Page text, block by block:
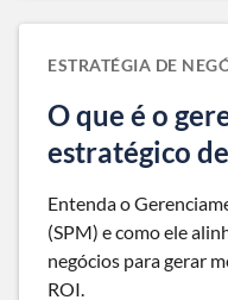
ESTRATÉGIA DE
O que é o
estratégico
Entenda o
(SPM) e como ele
negócios para gerar
ROI.